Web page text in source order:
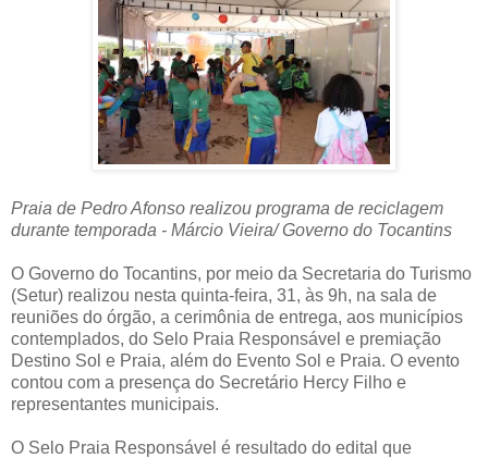
Praia de Pedro Afonso realizou programa de reciclagem
durante temporada - Márcio Vieira/ Governo do Tocantins
O Governo do Tocantins, por meio da Secretaria do Turismo
(Setur) realizou nesta quinta-feira, 31, às 9h, na sala de
reuniões do órgão, a cerimônia de entrega, aos municípios
contemplados, do Selo Praia Responsável e premiação
Destino Sol e Praia, além do Evento Sol e Praia. O evento
contou com a presença do Secretário Hercy Filho e
representantes municipais.
O Selo Praia Responsável é resultado do edital que